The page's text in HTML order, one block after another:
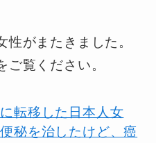
がまたきました。
覧ください。
転移した日本人女
秘を治したけど、癌